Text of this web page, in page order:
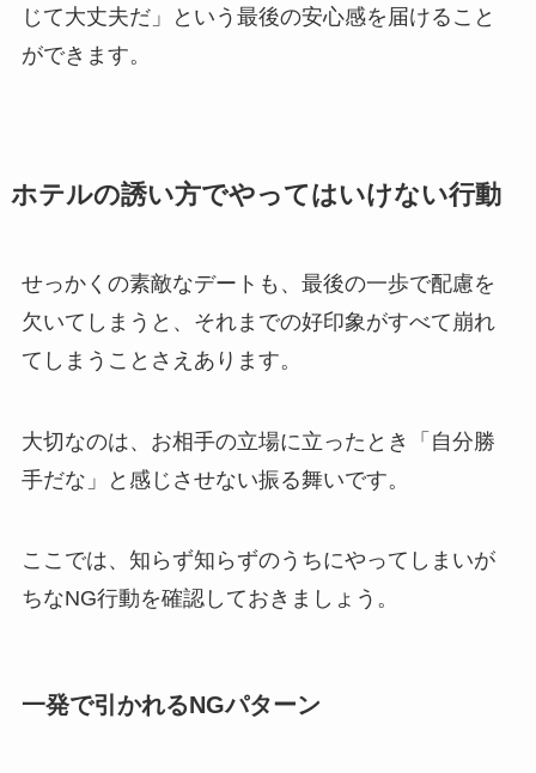
じて大丈夫だ」という最後の安心感を届けること
ができます。
ホテルの誘い方でやってはいけない行動
せっかくの素敵なデートも、最後の一歩で配慮を
欠いてしまうと、それまでの好印象がすべて崩れ
てしまうことさえあります。
大切なのは、お相手の立場に立ったとき「自分勝
手だな」と感じさせない振る舞いです。
ここでは、知らず知らずのうちにやってしまいが
ちなNG行動を確認しておきましょう。
一発で引かれるNGパターン